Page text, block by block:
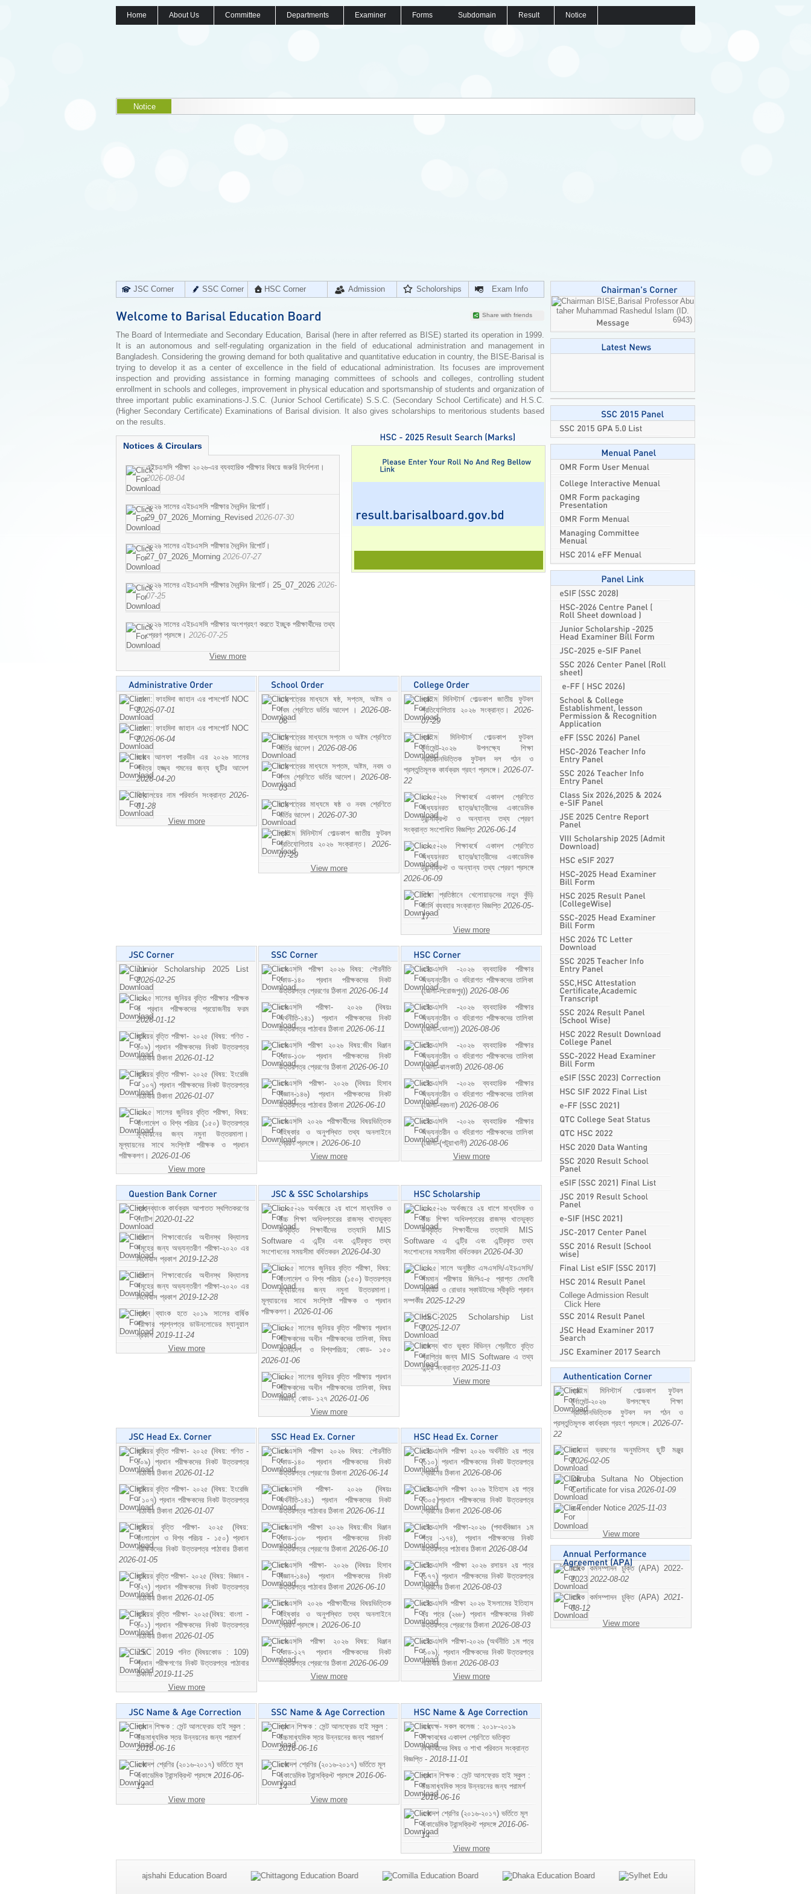
Home About Us Committee Departments Examiner Forms Subdomain Result Notice
Notice
JSC Corner SSC Corner HSC Corner Admission Scholorships Exam Info
Share with friends
The Board of Intermediate and Secondary Education, Barisal (here in after referred as BISE) started its operation in 1999.
It is an autonomous and self-regulating organization in the field of educational administration and management in
Bangladesh. Considering the growing demand for both qualitative and quantitative education in country, the BISE-Barisal is
trying to develop it as a center of excellence in the field of educational administration. Its focuses are improvement
inspection and providing assistance in forming managing committees of schools and colleges, controlling student
enrollment in schools and colleges, improvement in physical education and sportsmanship of students and organization of
three important public examinations-J.S.C. (Junior School Certificate) S.S.C. (Secondary School Certificate) and H.S.C.
(Higher Secondary Certificate) Examinations of Barisal division. It also gives scholarships to meritorious students based
on the results.
Notices & Circulars
এইচএসসি পরীক্ষা ২০২৬-এর ব্যবহারিক পরীক্ষার বিষয়ে জরুরি নির্দেশনা।
2026-08-04
২০২৬ সালের এইচএসসি পরীক্ষার দৈনন্দিন রিপোর্ট।
29_07_2026_Morning_Revised 2026-07-30
২০২৬ সালের এইচএসসি পরীক্ষার দৈনন্দিন রিপোর্ট।
27_07_2026_Morning 2026-07-27
২০২৬ সালের এইচএসসি পরীক্ষার দৈনন্দিন রিপোর্ট। 25_07_2026 2026-
07-25
২০২৬ সালের এইচএসসি পরীক্ষার অংশগ্রহণ করতে ইচ্ছুক পরীক্ষার্থীদের তথ্য
প্রেরণ প্রসঙ্গে। 2026-07-25
View more
মোসা: ফাহমিদা জাহান এর পাসপোর্ট NOC
2026-07-01
মোসা: ফাহমিদা জাহান এর পাসপোর্ট NOC
2026-06-04
জনাব আলফা পারভীন এর ২০২৬ সালের
পবিত্র হজ্জ্ব গমনের জন্য ছুটির আদেশ
2026-04-20
বিদ্যালয়ের নাম পরিবর্তন সংক্রান্ত 2026-
01-28
View more
ছাড়পত্রের মাধ্যমে ষষ্ঠ, সপ্তম, অষ্টম ও
নবম শ্রেণিতে ভর্তির আদেশ । 2026-08-
06
ছাড়পত্রের মাধ্যমে সপ্তম ও অষ্টম শ্রেণিতে
ভর্তির আদেশ। 2026-08-06
ছাড়পত্রের মাধ্যমে সপ্তম, অষ্টম, নবম ও
দশম শ্রেণিতে ভর্তির আদেশ। 2026-08-
03
ছাড়পত্রের মাধ্যমে ষষ্ঠ ও নবম শ্রেণিতে
ভর্তির আদেশ। 2026-07-30
প্রাইম মিনিস্টার্স গোল্ডকাপ জাতীয় ফুটবল
প্রতিযোগিতায় ২০২৬ সংক্রান্ত। 2026-
07-29
View more
প্রাইম মিনিস্টার্স গোল্ডকাপ জাতীয় ফুটবল
প্রতিযোগিতায় ২০২৬ সংক্রান্ত। 2026-
07-29
প্রাইম মিনিস্টার্স গোল্ডকাপ ফুটবল
টুর্নামেন্ট-২০২৬ উপলক্ষ্যে শিক্ষা
প্রতিষ্ঠানভিত্তিক ফুটবল দল গঠন ও
প্রস্তুতিমূলক কার্যক্রম গ্রহণ প্রসঙ্গে। 2026-07-
22
২০২৫-২৬ শিক্ষাবর্ষে একাদশ শ্রেণিতে
অধ্যয়নরত ছাত্র/ছাত্রীদের একাডেমিক
ট্রান্সক্রিপ্ট ও অন্যান্য তথ্য প্রেরণ
সংক্রান্ত সংশোধিত বিজ্ঞপ্তি 2026-06-14
২০২৫-২৬ শিক্ষাবর্ষে একাদশ শ্রেণিতে
অধ্যয়নরত ছাত্র/ছাত্রীদের একাডেমিক
ট্রান্সক্রিপ্ট ও অন্যান্য তথ্য প্রেরণ প্রসঙ্গে
2026-06-09
শিক্ষা প্রতিষ্ঠানে খেলোয়াড়দের নতুন কুঁড়ি
জার্সি ব্যবহার সংক্রান্ত বিজ্ঞপ্তি 2026-05-
17
View more
Junior Scholarship 2025 List
2026-02-25
২০২৫ সালের জুনিয়র বৃত্তি পরীক্ষার পরীক্ষক
ও প্রধান পরীক্ষকদের প্রয়োজনীয় ফরম
2026-01-12
জুনিয়র বৃত্তি পরীক্ষা- ২০২৫ (বিষয়: গণিত -
১০৯) প্রধান পরীক্ষকদের নিকট উত্তরপত্র
পাঠাবার ঠিকানা 2026-01-12
জুনিয়র বৃত্তি পরীক্ষা- ২০২৫ (বিষয়: ইংরেজি
- ১০৭) প্রধান পরীক্ষকদের নিকট উত্তরপত্র
পাঠাবার ঠিকানা 2026-01-07
২০২৫ সালের জুনিয়র বৃত্তি পরীক্ষা, বিষয়:
বাংলাদেশ ও বিশ্ব পরিচয় (১৫০) উত্তরপত্র
মূল্যায়নের জন্য নমুনা উত্তরমালা।
মূল্যায়নের সাথে সংশ্লিষ্ট পরীক্ষক ও প্রধান
পরীক্ষকগণ। 2026-01-06
View more
এসএসসি পরীক্ষা ২০২৬ বিষয়: পৌরনীতি
কোড-১৪০ প্রধান পরীক্ষকদের নিকট
উত্তরপত্র প্রেরণের ঠিকানা 2026-06-14
এসএসসি পরীক্ষা- ২০২৬ (বিষয়ঃ
অর্থনীতি-১৪১) প্রধান পরীক্ষকদের নিকট
উত্তরপত্র পাঠাবার ঠিকানা 2026-06-11
এসএসসি পরীক্ষা ২০২৬ বিষয়:জীব বিঞ্জান
কোড-১৩৮ প্রধান পরীক্ষকদের নিকট
উত্তরপত্র প্রেরণের ঠিকানা 2026-06-10
এসএসসি পরীক্ষা- ২০২৬ (বিষয়ঃ হিসাব
বিজ্ঞান-১৪৬) প্রধান পরীক্ষকদের নিকট
উত্তরপত্র পাঠাবার ঠিকানা 2026-06-10
এসএসসি ২০২৬ পরীক্ষার্থীদের বিষয়ভিত্তিক
বহিষ্কার ও অনুপস্থিত তথ্য অনলাইনে
প্রেরণ প্রসঙ্গে। 2026-06-10
View more
এইচএসসি -২০২৬ ব্যবহারিক পরীক্ষার
অভ্যন্তরীন ও বহিরাগত পরীক্ষকদের তালিকা
(জেলা-পিরোজপুর)) 2026-08-06
এইচএসসি -২০২৬ ব্যবহারিক পরীক্ষার
অভ্যন্তরীন ও বহিরাগত পরীক্ষকদের তালিকা
(জেলা-ভোলা)) 2026-08-06
এইচএসসি -২০২৬ ব্যবহারিক পরীক্ষার
অভ্যন্তরীন ও বহিরাগত পরীক্ষকদের তালিকা
(জেলা-ঝালকাঠি) 2026-08-06
এইচএসসি -২০২৬ ব্যবহারিক পরীক্ষার
অভ্যন্তরীন ও বহিরাগত পরীক্ষকদের তালিকা
(জেলা-বরগুনা) 2026-08-06
এইচএসসি -২০২৬ ব্যবহারিক পরীক্ষার
অভ্যন্তরীন ও বহিরাগত পরীক্ষকদের তালিকা
(জেলা-(পটুয়াখালী) 2026-08-06
View more
প্রশ্নব্যাংক কার্যক্রম আপাতত স্থগিতকরণের
নোটিশ 2020-01-22
বরিশাল শিক্ষাবোর্ডের অধীনস্থ বিদ্যালয়
সমূহের জন্য অভ্যন্তরীণ পরীক্ষা-২০২০ এর
সিলেবাস প্রকাশ 2019-12-28
বরিশাল শিক্ষাবোর্ডের অধীনস্থ বিদ্যালয়
সমূহের জন্য অভ্যন্তরীণ পরীক্ষা-২০২০ এর
সিলেবাস প্রকাশ 2019-12-28
প্রশ্ন ব্যাংক হতে ২০১৯ সালের বার্ষিক
পরীক্ষার প্রশ্নপত্র ডাউনলোডের ম্যানুয়াল
প্রকাশ 2019-11-24
View more
২০২৫-২৬ অর্থবছরে ২য় ধাপে মাধ্যমিক ও
উচ্চ শিক্ষা অধিদপ্তরের রাজস্ব খাতভুক্ত
উপবৃত্তি শিক্ষার্থীদের তত্যাদি MIS
Software এ এন্ট্রি এবং এন্ট্রিকৃত তথ্য
সংশোধনের সময়সীমা বর্ধিতকরন 2026-04-30
২০২৫ সালের জুনিয়র বৃত্তি পরীক্ষা, বিষয়:
বাংলাদেশ ও বিশ্ব পরিচয় (১৫০) উত্তরপত্র
মূল্যায়নের জন্য নমুনা উত্তরমালা।
মূল্যায়নের সাথে সংশ্লিষ্ট পরীক্ষক ও প্রধান
পরীক্ষকগণ। 2026-01-06
২০২৫ সালের জুনিয়র বৃত্তি পরীক্ষায় প্রধান
পরীক্ষকদের অধীন পরীক্ষকদের তালিকা, বিষয়
বাংলাদেশ ও বিশ্বপরিচয়; কোড- ১৫০
2026-01-06
২০২৫ সালের জুনিয়র বৃত্তি পরীক্ষায় প্রধান
পরীক্ষকদের অধীন পরীক্ষকদের তালিকা, বিষয়
বিজ্ঞান; কোড- ১২৭ 2026-01-06
View more
২০২৫-২৬ অর্থবছরে ২য় ধাপে মাধ্যমিক ও
উচ্চ শিক্ষা অধিদপ্তরের রাজস্ব খাতভুক্ত
উপবৃত্তি শিক্ষার্থীদের তত্যাদি MIS
Software এ এন্ট্রি এবং এন্ট্রিকৃত তথ্য
সংশোধনের সময়সীমা বর্ধিতকরন 2026-04-30
২০২৫ সালে অনুষ্ঠিত এসএসসি/এইচএসসি/
সমমান পরীক্ষায় জিপিএ-৫ প্রাপ্ত মেধাবী
স্কাউট ও রোভার স্কাউটদের স্বীকৃতি প্রদান
সম্পর্কীয় 2025-12-29
HSC-2025 Scholarship List
2025-12-07
রাজস্ব খাত ভুক্ত বিভিন্ন শ্রেনীতে বৃত্তি
প্রাপ্তির জন্য MIS Software এ তথ্য
এন্ট্রি সংক্রান্ত 2025-11-03
View more
জুনিয়র বৃত্তি পরীক্ষা- ২০২৫ (বিষয়: গণিত -
১০৯) প্রধান পরীক্ষকদের নিকট উত্তরপত্র
পাঠাবার ঠিকানা 2026-01-12
জুনিয়র বৃত্তি পরীক্ষা- ২০২৫ (বিষয়: ইংরেজি
- ১০৭) প্রধান পরীক্ষকদের নিকট উত্তরপত্র
পাঠাবার ঠিকানা 2026-01-07
জুনিয়র বৃত্তি পরীক্ষা- ২০২৫ (বিষয়:
বাংলাদেশ ও বিশ্ব পরিচয় - ১৫০) প্রধান
পরীক্ষকদের নিকট উত্তরপত্র পাঠাবার ঠিকানা
2026-01-05
জুনিয়র বৃত্তি পরীক্ষা- ২০২৫ (বিষয়: বিজ্ঞান -
১২৭) প্রধান পরীক্ষকদের নিকট উত্তরপত্র
পাঠাবার ঠিকানা 2026-01-05
জুনিয়র বৃত্তি পরীক্ষা- ২০২৫(বিষয়: বাংলা -
১০১) প্রধান পরীক্ষকদের নিকট উত্তরপত্র
পাঠাবার ঠিকানা 2026-01-05
JSC 2019 গনিত (বিষয়কোড : 109)
প্রধান পরীক্ষগণের নিকট উত্তরপত্র পাঠাবার
ঠিকানা2019-11-25
View more
এসএসসি পরীক্ষা ২০২৬ বিষয়: পৌরনীতি
কোড-১৪০ প্রধান পরীক্ষকদের নিকট
উত্তরপত্র প্রেরণের ঠিকানা 2026-06-14
এসএসসি পরীক্ষা- ২০২৬ (বিষয়ঃ
অর্থনীতি-১৪১) প্রধান পরীক্ষকদের নিকট
উত্তরপত্র পাঠাবার ঠিকানা 2026-06-11
এসএসসি পরীক্ষা ২০২৬ বিষয়:জীব বিঞ্জান
কোড-১৩৮ প্রধান পরীক্ষকদের নিকট
উত্তরপত্র প্রেরণের ঠিকানা 2026-06-10
এসএসসি পরীক্ষা- ২০২৬ (বিষয়ঃ হিসাব
বিজ্ঞান-১৪৬) প্রধান পরীক্ষকদের নিকট
উত্তরপত্র পাঠাবার ঠিকানা 2026-06-10
এসএসসি ২০২৬ পরীক্ষার্থীদের বিষয়ভিত্তিক
বহিষ্কার ও অনুপস্থিত তথ্য অনলাইনে
প্রেরণ প্রসঙ্গে। 2026-06-10
এসএসসি পরীক্ষা ২০২৬ বিষয়: বিঞ্জান
কোড-১২৭ প্রধান পরীক্ষকদের নিকট
উত্তরপত্র প্রেরণের ঠিকানা 2026-06-09
View more
এইচএসসি পরীক্ষা ২০২৬ অর্থনীতি ২য় পত্র
(১১০) প্রধান পরীক্ষকদের নিকট উত্তরপত্র
প্রেরণের ঠিকানা 2026-08-06
এইচএসসি পরীক্ষা ২০২৬ ইতিহাস ২য় পত্র
(৩০৫)প্রধান পরীক্ষকদের নিকট উত্তরপত্র
প্রেরণের ঠিকানা 2026-08-06
এইচএসসি পরীক্ষা-২০২৬ (পদার্থবিজ্ঞান ১ম
পত্র -১৭৪), প্রধান পরীক্ষকদের নিকট
উত্তরপত্র পাঠাবার ঠিকানা 2026-08-04
এইচএসসি পরীক্ষা ২০২৬ রসায়ন ২য় পত্র
(১৭৭) প্রধান পরীক্ষকদের নিকট উত্তরপত্র
প্রেরণের ঠিকানা 2026-08-03
এইচএসসি পরীক্ষা ২০২৬ ইসলামের ইতিহাস
২য় পত্র (২৬৮) প্রধান পরীক্ষকদের নিকট
উত্তরপত্র প্রেরণের ঠিকানা 2026-08-03
এইচএসসি পরীক্ষা-২০২৬ (অর্থনীতি ১ম পত্র
-১০৯), প্রধান পরীক্ষকদের নিকট উত্তরপত্র
পাঠাবার ঠিকানা 2026-08-03
View more
প্রধান শিক্ষক : সেন্ট আলফ্রেড হাই স্কুল :
উচ্চমাধ্যমিক স্তর উন্নয়নের জন্য পরামর্শ
2016-06-16
একাদশ শ্রেণির (২০১৬-২০১৭) ভর্তিতে মূল
একাডেমিক ট্রান্সক্রিপ্ট প্রসঙ্গে 2016-06-
14
View more
প্রধান শিক্ষক : সেন্ট আলফ্রেড হাই স্কুল :
উচ্চমাধ্যমিক স্তর উন্নয়নের জন্য পরামর্শ
2016-06-16
একাদশ শ্রেণির (২০১৬-২০১৭) ভর্তিতে মূল
একাডেমিক ট্রান্সক্রিপ্ট প্রসঙ্গে 2016-06-
14
View more
অধ্যক্ষ- সকল কলেজ : ২০১৮-২০১৯
শিক্ষাবষের একাদশ শ্রেণিতে ভতিকৃত
শিক্ষাথীদের বিষয় ও শাখা পরিবতন সংক্রান্ত
বিজ্ঞপ্তি - 2018-11-01
প্রধান শিক্ষক : সেন্ট আলফ্রেড হাই স্কুল :
উচ্চমাধ্যমিক স্তর উন্নয়নের জন্য পরামর্শ
2016-06-16
একাদশ শ্রেণির (২০১৬-২০১৭) ভর্তিতে মূল
একাডেমিক ট্রান্সক্রিপ্ট প্রসঙ্গে 2016-06-
14
View more
Professor Abu
taher Muhammad Rashedul Islam (ID.
6943)
04
College Admission Result
Click Here
প্রাইম মিনিস্টার্স গোল্ডকাপ ফুটবল
টুর্নামেন্ট-২০২৬ উপলক্ষ্যে শিক্ষা
প্রতিষ্ঠানভিত্তিক ফুটবল দল গঠন ও
প্রস্তুতিমূলক কার্যক্রম গ্রহণ প্রসঙ্গে। 2026-07-
22
কানাডা ভ্রমণের অনুমতিসহ ছুটি মঞ্জুর
2026-02-05
Dilruba Sultana No Objection
Certificate for visa 2026-01-09
e-Tender Notice 2025-11-03
View more
বাষিক কর্মসম্পাদন চুক্তি (APA) 2022-
2023 2022-08-02
বাষিক কর্মসম্পাদন চুক্তি (APA) 2021-
08-12
View more